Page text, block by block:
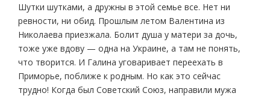
Шутки шутками, а дружны в этой семье все. Нет ни
ревности, ни обид. Прошлым летом Валентина из
Николаева приезжала. Болит душа у матери за дочь,
тоже уже вдову — одна на Украине, а там не понять,
что творится. И Галина уговаривает переехать в
Приморье, поближе к родным. Но как это сейчас
трудно! Когда был Советский Союз, направили мужа